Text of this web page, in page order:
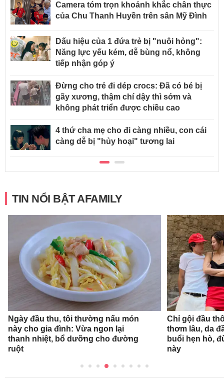
Camera tóm trọn khoảnh khắc chân thực
của Chu Thanh Huyền trên sân Mỹ Đình
Dấu hiệu của 1 đứa trẻ bị "nuôi hỏng":
Năng lực yếu kém, dễ bùng nổ, không
tiếp nhận góp ý
Đừng cho trẻ đi dép crocs: Đã có bé bị
gãy xương, thậm chí dậy thì sớm và
không phát triển được chiều cao
4 thứ cha mẹ cho đi càng nhiều, con cái
càng dễ bị "hủy hoại" tương lai
TIN NỔI BẬT AFAMILY
Ngày đầu thu, tôi thường nấu món
này cho gia đình: Vừa ngon lại
thanh nhiệt, bổ dưỡng cho đường
ruột
Chỉ gội đầu
thơm lâu, da
buổi hẹn hò,
này